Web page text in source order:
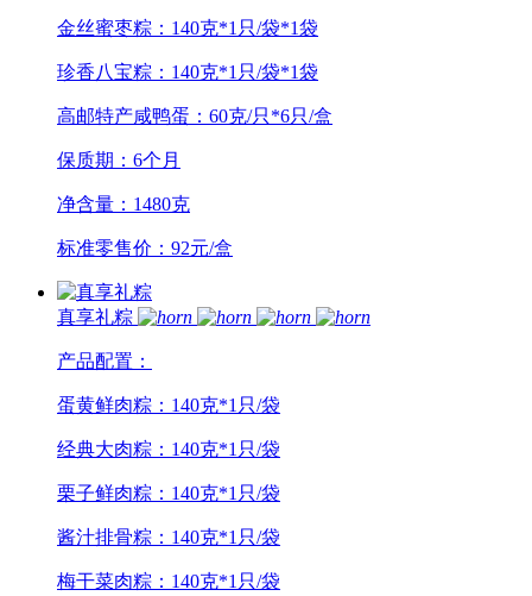
金丝蜜枣粽：140克*1只/袋*1袋
珍香八宝粽：140克*1只/袋*1袋
高邮特产咸鸭蛋：60克/只*6只/盒
保质期：6个月
净含量：1480克
标准零售价：92元/盒
真享礼粽
产品配置：
蛋黄鲜肉粽：140克*1只/袋
经典大肉粽：140克*1只/袋
栗子鲜肉粽：140克*1只/袋
酱汁排骨粽：140克*1只/袋
梅干菜肉粽：140克*1只/袋